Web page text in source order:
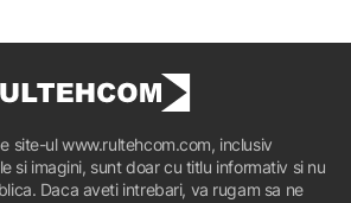
site-ul www.rultehcom.com, inclusiv
si imagini, sunt doar cu titlu informativ si nu
Daca aveti intrebari, va rugam sa ne